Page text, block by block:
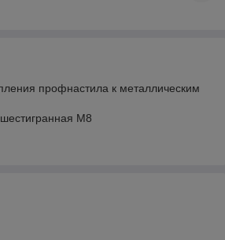
профнастила к металлическим
М8